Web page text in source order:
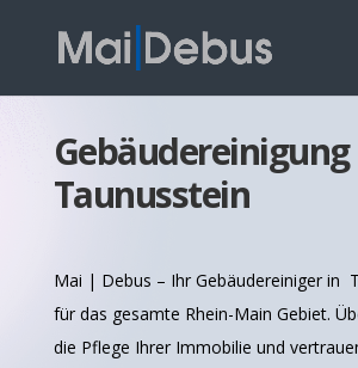
Gebäudereinigung
Taunusstein
Mai | Debus – Ihr Gebäudereiniger in
für das gesamte Rhein-Main Gebiet.
die Pflege Ihrer Immobilie und